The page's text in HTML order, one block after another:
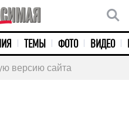
ТЕМЫ ФОТО ВИДЕО
версию сайта